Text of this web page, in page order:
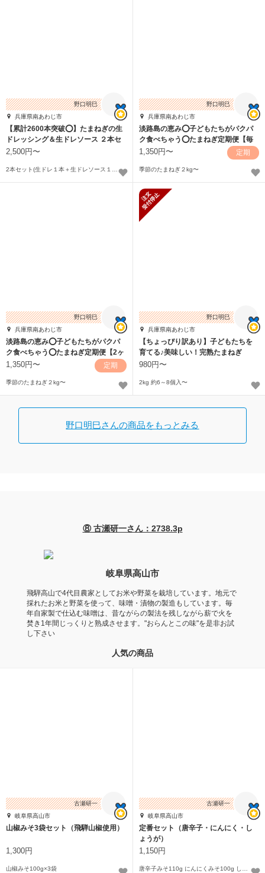
野口明巳
兵庫県南あわじ市
【累計2600本突破⭕】たまねぎの生
ドレッシング＆生ドレソース ２本セ
ット
2,500円〜
野口明巳
兵庫県南あわじ市
淡路島の恵み⭕子どもたちがパクパ
ク食べちゃう⭕たまねぎ定期便【毎
月コース】
1,350円〜 定期
季節のたまねぎ２kg〜
野口明巳
兵庫県南あわじ市
淡路島の恵み⭕子どもたちがパクパ
ク食べちゃう⭕たまねぎ定期便【2ヶ
月毎】
1,350円〜 定期
季節のたまねぎ２kg〜
野口明巳
兵庫県南あわじ市
【ちょっぴり訳あり】子どもたちを
育てる♪美味しい！完熟たまねぎ
980円〜
2kg 約6～8個入〜
野口明巳さんの商品をもっとみる
⑧ 古瀬研一さん：2738.3p
岐阜県高山市
飛騨高山で4代目農家としてお米や野菜を栽培しています。地元で
採れたお米と野菜を使って、味噌・漬物の製造もしています。毎
年自家製で仕込む味噌は、昔ながらの製法を残しながら薪で火を
焚き1年間じっくりと熟成させます。"おらんとこの味"を是非お試
し下さい
人気の商品
古瀬研一
岐阜県高山市
山椒みそ3袋セット（飛騨山椒使用）
1,300円
山椒みそ100g×3袋
古瀬研一
岐阜県高山市
定番セット（唐辛子・にんにく・し
ょうが）
1,150円